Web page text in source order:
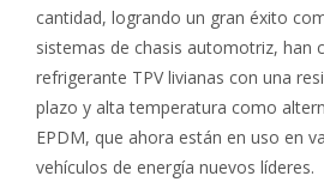
cantidad, logrando un gran éxito
sistemas de chasis automotriz, han
refrigerante TPV livianas con una
plazo y alta temperatura como
EPDM, que ahora están en uso en
vehículos de energía nuevos líderes.